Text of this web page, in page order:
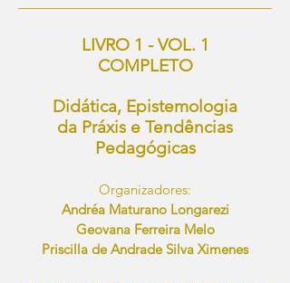
LIVRO 1 - VOL. 1
COMPLETO
Didática, Epistemologia
da Práxis e Tendências
Pedagógicas
Organizadores:
Andréa Maturano Longarezi
Geovana Ferreira Melo
Priscilla de Andrade Silva Ximenes